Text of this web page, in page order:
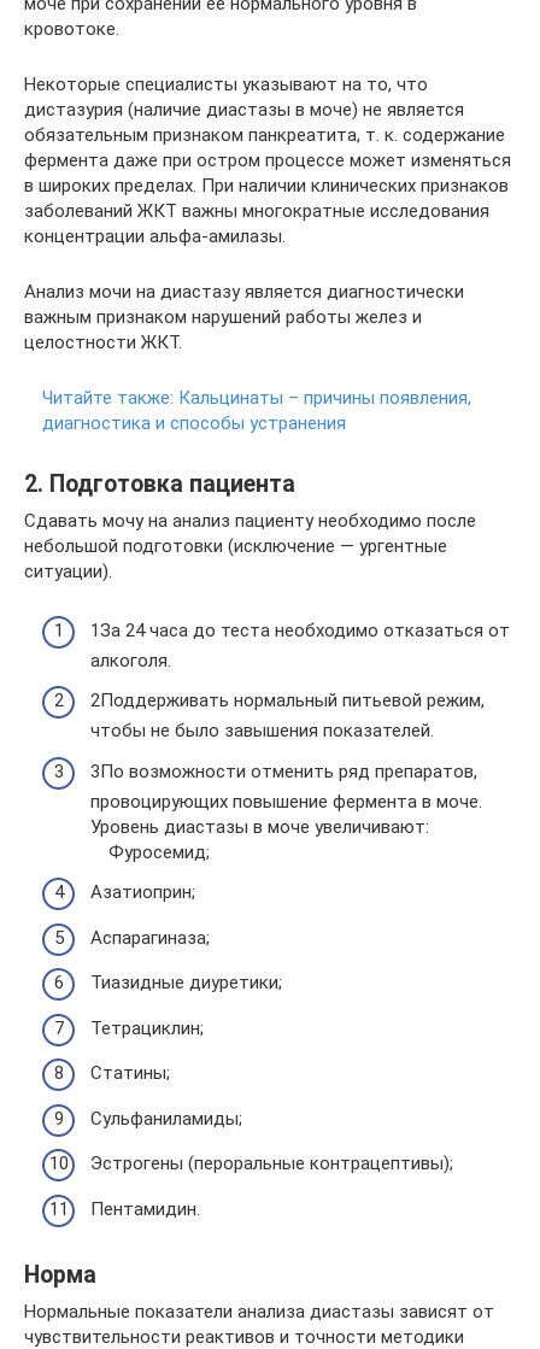
кровотоке.
Некоторые специалисты указывают на то, что
дистазурия (наличие диастазы в моче) не является
обязательным признаком панкреатита, т. к. содержание
фермента даже при остром процессе может изменяться
в широких пределах. При наличии клинических признаков
заболеваний ЖКТ важны многократные исследования
концентрации альфа-амилазы.
Анализ мочи на диастазу является диагностически
важным признаком нарушений работы желез и
целостности ЖКТ.
Читайте также: Кальцинаты – причины появления,
диагностика и способы устранения
2. Подготовка пациента
Сдавать мочу на анализ пациенту необходимо после
небольшой подготовки (исключение — ургентные
ситуации).
1За 24 часа до теста необходимо отказаться от
алкоголя.
2Поддерживать нормальный питьевой режим,
чтобы не было завышения показателей.
3По возможности отменить ряд препаратов,
провоцирующих повышение фермента в моче.
Уровень диастазы в моче увеличивают:
Фуросемид;
Азатиоприн;
Аспарагиназа;
Тиазидные диуретики;
Тетрациклин;
Статины;
Сульфаниламиды;
Эстрогены (пероральные контрацептивы);
Пентамидин.
Норма
Нормальные показатели анализа диастазы зависят от
чувствительности реактивов и точности методики